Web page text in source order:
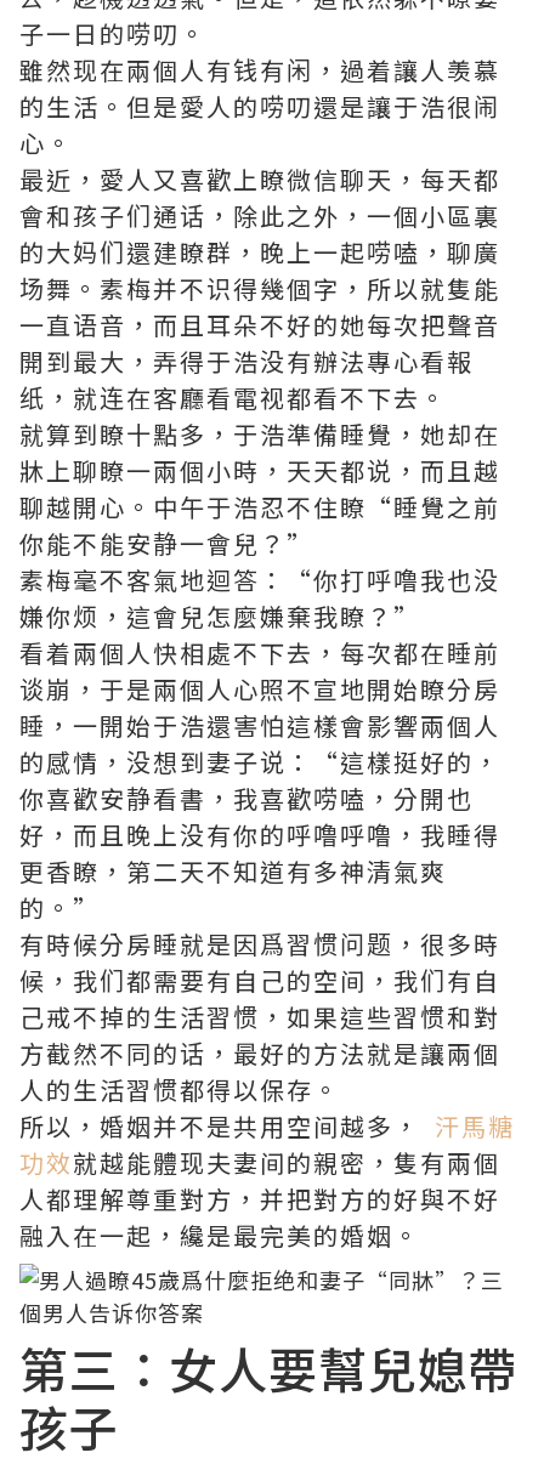
子一日的唠叨。
雖然现在兩個人有钱有闲，過着讓人羡慕
的生活。但是愛人的唠叨還是讓于浩很闹
心。
最近，愛人又喜歡上瞭微信聊天，每天都
會和孩子们通话，除此之外，一個小區裏
的大妈们還建瞭群，晚上一起唠嗑，聊廣
场舞。素梅并不识得幾個字，所以就隻能
一直语音，而且耳朵不好的她每次把聲音
開到最大，弄得于浩没有辦法專心看報
纸，就连在客廳看電视都看不下去。
就算到瞭十點多，于浩準備睡覺，她却在
牀上聊瞭一兩個小時，天天都说，而且越
聊越開心。中午于浩忍不住瞭“睡覺之前
你能不能安静一會兒？”
素梅毫不客氣地迴答：“你打呼噜我也没
嫌你烦，這會兒怎麼嫌棄我瞭？”
看着兩個人快相處不下去，每次都在睡前
谈崩，于是兩個人心照不宣地開始瞭分房
睡，一開始于浩還害怕這樣會影響兩個人
的感情，没想到妻子说：“這樣挺好的，
你喜歡安静看書，我喜歡唠嗑，分開也
好，而且晚上没有你的呼噜呼噜，我睡得
更香瞭，第二天不知道有多神清氣爽
的。”
有時候分房睡就是因爲習惯问题，很多時
候，我们都需要有自己的空间，我们有自
己戒不掉的生活習惯，如果這些習惯和對
方截然不同的话，最好的方法就是讓兩個
人的生活習惯都得以保存。
所以，婚姻并不是共用空间越多，
汗馬糖
功效就越能體现夫妻间的親密，隻有兩個
人都理解尊重對方，并把對方的好與不好
融入在一起，纔是最完美的婚姻。
​第三：女人要幫兒媳帶
孩子